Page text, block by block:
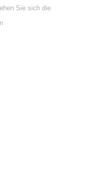
Sie sich die